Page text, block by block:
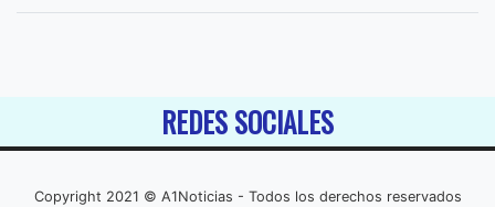
REDES SOCIALES
Copyright 2021 © A1Noticias - Todos los derechos reservados